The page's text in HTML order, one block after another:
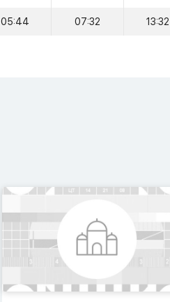
05:44 07:32 13:32